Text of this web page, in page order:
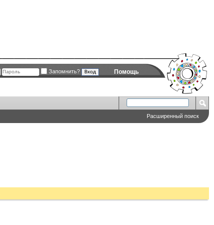
Помощь
Запомнить?
Расширенный поиск